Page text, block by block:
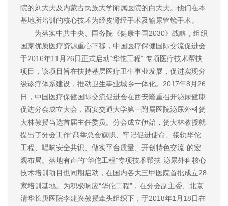
院的刘大夫及内蒙古民族大学附属医院的白大夫。他们在本
基地所培训的核心技术为经皮肾经手术及输尿管镜手术。
为落实中共中央、国务院《健康中国2030》战略，组织
国家优质医疗资源重心下移，中国医疗保健国际交流促进会
于2016年11月26日正式启动“华佗工程” 专项医疗技术帮扶
项目，该项目旨在扶持基层医疗卫生事业发展，促进实现分
级诊疗体系建设，推动卫生事业城乡一体化。2017年8月26
日，中国医疗保健国际交流促进会在西安隆重召开泌尿健康
促进分会成立大会，西安交通大学第一附属医院泌尿外科贺
大林教授当选首届主任委员。分会成立伊始，贺大林教授就
提出了分会工作“髙举总会旗帜、牢记促进使命、接轨华佗
工程、唱响安全共识、做实平台质量、开创特色交流”的宏
观布局。落地有声的“华佗工程”专项技术帮扶-泌尿外科核心
技术培训项目也同期启动，在国内各大三甲医院首批成立28
家培训基地。为积极响应“华佗工程”，在分会副主委、北京
清华长庚医院李建兴教授牵头组织下，于2018年1月18日在